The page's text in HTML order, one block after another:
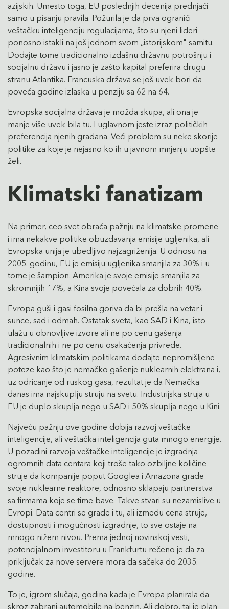
azijskih. Umesto toga, EU poslednjih decenija prednjači
samo u pisanju pravila. Požurila je da prva ograniči
veštačku inteligenciju regulacijama, što su njeni lideri
ponosno istakli na još jednom svom „istorijskom" samitu.
Dodajte tome tradicionalno izdašnu državnu potrošnju i
socijalnu državu i jasno je zašto kapital preferira drugu
stranu Atlantika. Francuska država se još uvek bori da
poveća godine izlaska u penziju sa 62 na 64.
Evropska socijalna država je možda skupa, ali ona je
manje više uvek bila tu. I uglavnom jeste izraz političkih
preferencija njenih građana. Veći problem su neke skorije
politike za koje je nejasno ko ih u javnom mnjenju uopšte
želi.
Klimatski fanatizam
Na primer, ceo svet obraća pažnju na klimatske promene
i ima nekakve politike obuzdavanja emisije ugljenika, ali
Evropska unija je ubedljivo najzagriženija. U odnosu na
2005. godinu, EU je emisiju ugljenika smanjila za 30% i u
tome je šampion. Amerika je svoje emisije smanjila za
skromnijih 17%, a Kina svoje povećala za dobrih 40%.
Evropa guši i gasi fosilna goriva da bi prešla na vetar i
sunce, sad i odmah. Ostatak sveta, kao SAD i Kina, isto
ulažu u obnovljive izvore ali ne po cenu gašenja
tradicionalnih i ne po cenu osakaćenja privrede.
Agresivnim klimatskim politikama dodajte nepromišljene
poteze kao što je nemačko gašenje nuklearnih elektrana i,
uz odricanje od ruskog gasa, rezultat je da Nemačka
danas ima najskuplju struju na svetu. Industrijska struja u
EU je duplo skuplja nego u SAD i 50% skuplja nego u Kini.
Najveću pažnju ove godine dobija razvoj veštačke
inteligencije, ali veštačka inteligencija guta mnogo energije.
U pozadini razvoja veštačke inteligencije je izgradnja
ogromnih data centara koji troše tako ozbiljne količine
struje da kompanije poput Googlea i Amazona grade
svoje nuklearne reaktore, odnosno sklapaju partnerstva
sa firmama koje se time bave. Takve stvari su nezamislive u
Evropi. Data centri se grade i tu, ali između cena struje,
dostupnosti i mogućnosti izgradnje, to sve ostaje na
mnogo nižem nivou. Prema jednoj novinskoj vesti,
potencijalnom investitoru u Frankfurtu rečeno je da za
priključak za nove servere mora da sačeka do 2035.
godine.
To je, igrom slučaja, godina kada je Evropa planirala da
skroz zabrani automobile na benzin. Ali dobro, taj je plan